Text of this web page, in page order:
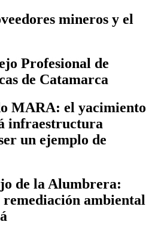
mineros y el
Profesional de
de Catamarca
MARA: el yacimiento
infraestructura
un ejemplo de
de la Alumbrera:
remediación ambiental